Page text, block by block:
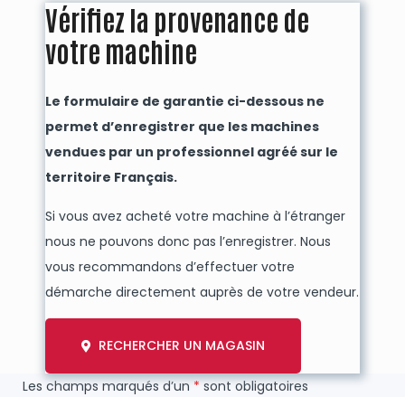
Vérifiez la provenance de
votre machine
Le formulaire de garantie ci-dessous ne
permet d’enregistrer que les machines
vendues par un professionnel agréé sur le
territoire Français.
Si vous avez acheté votre machine à l’étranger
nous ne pouvons donc pas l’enregistrer. Nous
vous recommandons d’effectuer votre
démarche directement auprès de votre vendeur.
RECHERCHER UN MAGASIN
Les champs marqués d’un*sont obligatoires